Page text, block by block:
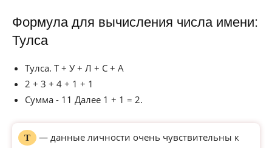
Формула для вычисления числа имени:
Тулса
Тулса. Т + У + Л + С + А
2 + 3 + 4 + 1 + 1
Сумма - 11 Далее 1 + 1 = 2.
Т
— данные личности очень чувствительны к